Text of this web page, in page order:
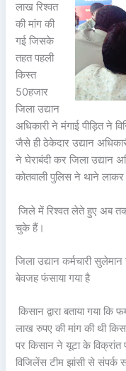
लाख रिश्वत
की मांग की
गई जिसके
तहत पहली
किस्त
50हजार
जिला उद्यान
अधिकारी ने मंगाई पीड़ित ने
जैसे ही ठेकेदार उद्यान
ने घेराबंदी कर जिला उद्यान
कोतवाली पुलिस ने थाने
जिले में रिश्वत लेते हुए अब तक
चुके हैं।
जिला उद्यान कर्मचारी
बेवजह फंसाया गया है
किसान द्वारा बताया गया
लाख रुपए की मांग की थी
पर किसान ने यूटा के विक्रांत
विजिलेंस टीम झांसी से संपर्क